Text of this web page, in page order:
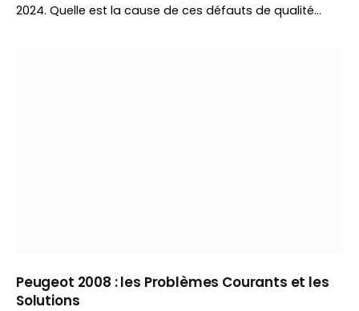
2024. Quelle est la cause de ces défauts de qualité…
Peugeot 2008 : les Problèmes Courants et les
Solutions